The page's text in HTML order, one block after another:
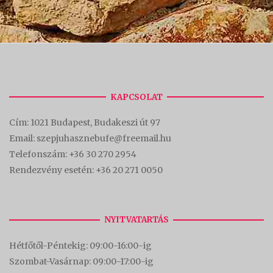
KAPCSOLAT
Cím: 1021 Budapest, Budakeszi út 97
Email: szepjuhasznebufe@freemail.hu
Telefonszám: +36 30 270 2954
Rendezvény esetén: +36 20 271 0050
NYITVATARTÁS
Hétfőtől-Péntekig: 09:00-16:00-ig
Szombat-Vasárnap: 09:00-17:00-ig